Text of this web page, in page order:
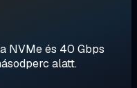
NVMe és 40 Gbps
alatt.